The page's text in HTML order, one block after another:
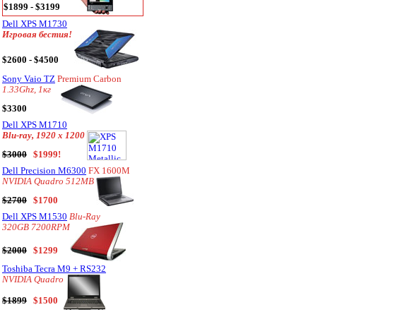
$1899 - $3199
Dell XPS M1730
Игровая бестия!
$2600 - $4500
Sony Vaio TZ Premium Carbon
1.33Ghz, 1кг
$3300
Dell XPS M1710
Blu-ray, 1920 x 1200
$3000
$1999!
Dell Precision M6300 FX 1600M
NVIDIA Quadro 512MB
$2700
$1700
Dell XPS M1530 Blu-Ray
320GB 7200RPM
$2000
$1299
Toshiba Tecra M9 + RS232
NVIDIA Quadro
$1899
$1500